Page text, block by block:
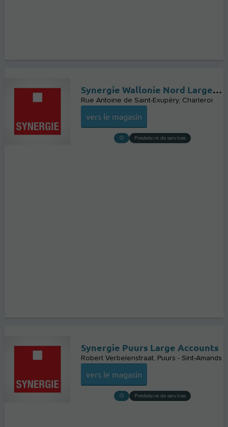
Synergie Wallonie Nord Large Accounts
Rue Antoine de Saint-Exupéry Charleroi
vers le magasin
Prestataire de services
Synergie Puurs Large Accounts
Robert Verbelenstraat Puurs - Sint-Amands
vers le magasin
Prestataire de services